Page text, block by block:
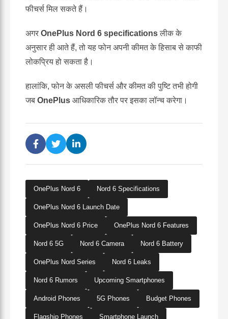
फीचर्स मिल सकते हैं।
अगर OnePlus Nord 6 specificationsलीक के
अनुसार ही आते हैं, तो यह फोन अपनी कीमत के हिसाब से काफी
लोकप्रिय हो सकता है।
हालांकि, फोन के असली फीचर्स और कीमत की पुष्टि तभी होगी
जब OnePlus आधिकारिक तौर पर इसका लॉन्च करेगा।
OnePlus Nord 6 Nord 6 Specifications
OnePlus Nord 6 Launch Date
OnePlus Nord 6 Price OnePlus Nord 6 Features
Nord 6 5G Nord 6 Camera Nord 6 Battery
OnePlus Nord Series Nord 6 Leaks
Nord 6 Rumors Upcoming Smartphones
Android Phones 5G Phones Budget Phones
Flagship Phones Smartphone Launch